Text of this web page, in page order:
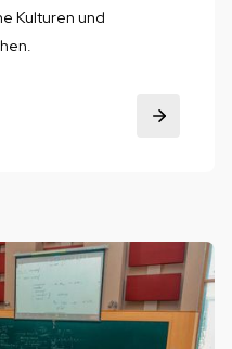
Kulturen und